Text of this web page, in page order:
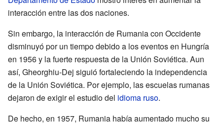
interacción entre las dos naciones.
Sin embargo, la interacción de Rumania con Occidente
disminuyó por un tiempo debido a los eventos en Hungría
en 1956 y la fuerte respuesta de la Unión Soviética. Aun
así, Gheorghiu-Dej siguió fortaleciendo la independencia
de la Unión Soviética. Por ejemplo, las escuelas rumanas
dejaron de exigir el estudio del idioma ruso.
De hecho, en 1957, Rumania había aumentado mucho su